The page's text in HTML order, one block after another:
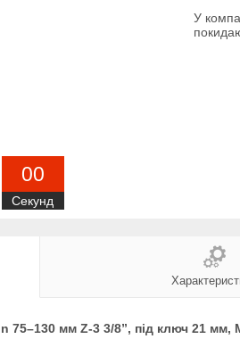
00
Секунд
У
75–130 мм Z-3 3/8”, під ключ 21 мм,